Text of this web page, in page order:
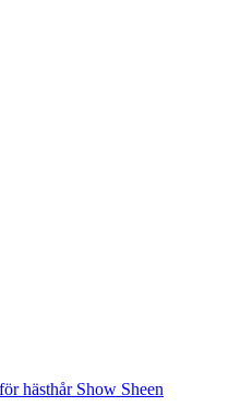
hästhår Show Sheen